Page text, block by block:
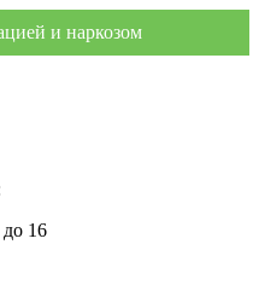
и наркозом
до 16